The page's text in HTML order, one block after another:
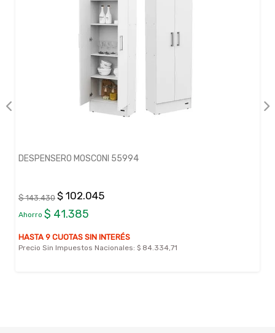
DESPENSERO MOSCONI 55994
$ 143.430 $ 102.045
Ahorro $ 41.385
HASTA 9 CUOTAS SIN INTERÉS
Precio Sin Impuestos Nacionales: $ 84.334,71